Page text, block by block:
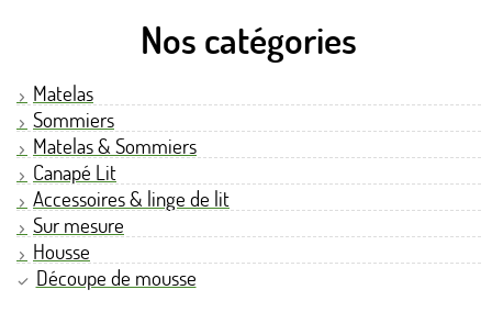
Nos catégories
Matelas
Sommiers
Matelas & Sommiers
Canapé Lit
Accessoires & linge de lit
Sur mesure
Housse
Découpe de mousse